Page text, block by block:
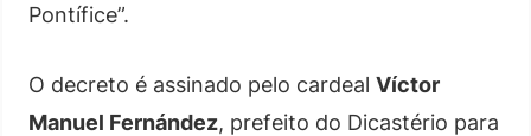
Pontífice”.
O decreto é assinado pelo cardeal Víctor
Manuel Fernández, prefeito do Dicastério para